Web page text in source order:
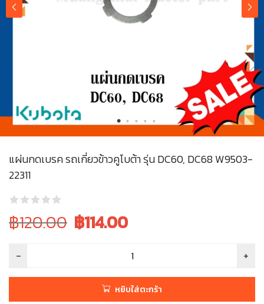
แผ่นกดเบรค รถเกี่ยวข้าวคูโบต้า รุ่น DC60, DC68 W9503-
22311
Original
price
was:
฿120.00 Current
฿114.00
หยิบใส่ตะกร้า